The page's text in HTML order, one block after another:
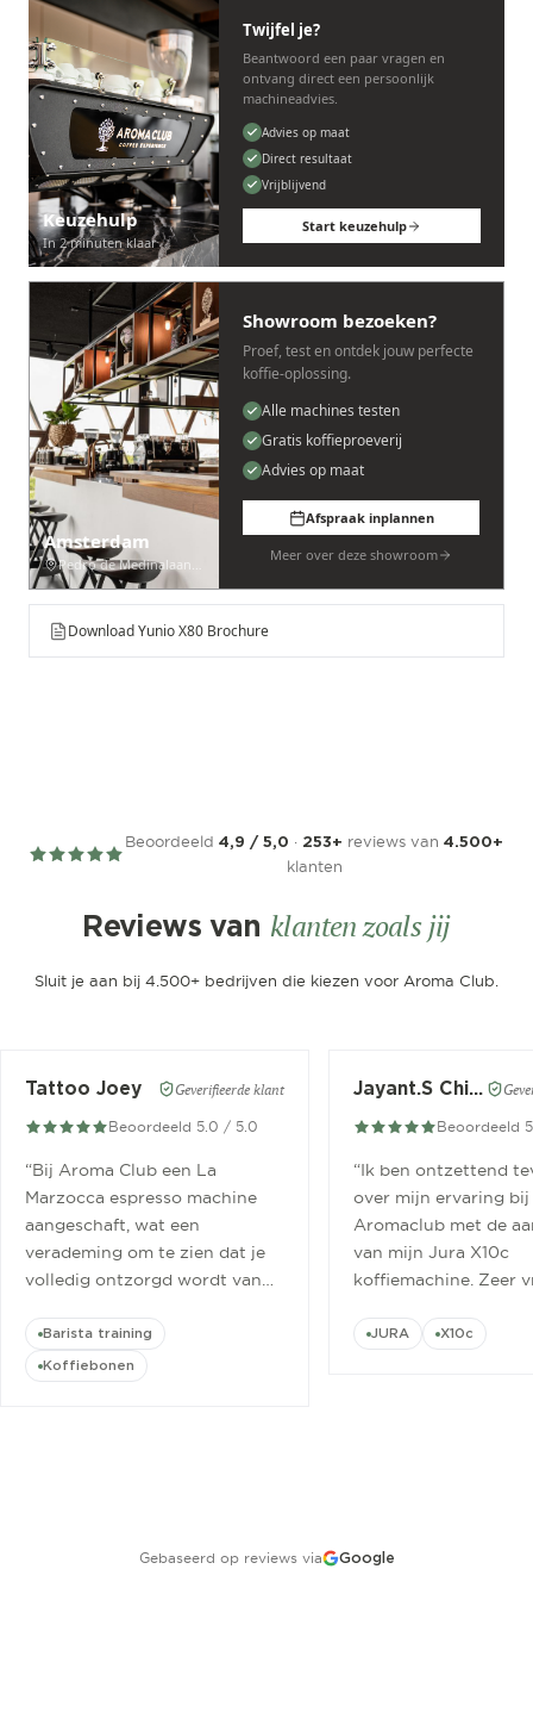
Keuzehulp
In 2 minuten klaar
Twijfel je?
Beantwoord een paar vragen en
ontvang direct een persoonlijk
machineadvies.
Advies op maat
Direct resultaat
Vrijblijvend
Start keuzehulp
Amsterdam
Pedro de Medinalaan 53
Showroom bezoeken?
Proef, test en ontdek jouw perfecte
koffie-oplossing.
Alle machines testen
Gratis koffieproeverij
Advies op maat
Afspraak inplannen
Meer over deze showroom
Download Yunio X80 Brochure
Beoordeeld 4,9 / 5,0 · 253+ reviews van 4.500+
klanten
Reviews van klanten zoals jij
Sluit je aan bij 4.500+ bedrijven die kiezen voor Aroma Club.
Tattoo Joey Geverifieerde klant
Beoordeeld 5.0 / 5.0
“Bij Aroma Club een La
Marzocca espresso machine
aangeschaft, wat een
verademing om te zien dat je
volledig ontzorgd wordt van
cursus.”
Barista training
Koffiebonen
Jayant.S Chitaroe
Beoordeeld
“Ik ben ontzettend
over mijn ervaring bij
Aromaclub met de
van mijn Jura X10c
koffiemachine. Zeer
JURA X10c
Gebaseerd op reviews via Google